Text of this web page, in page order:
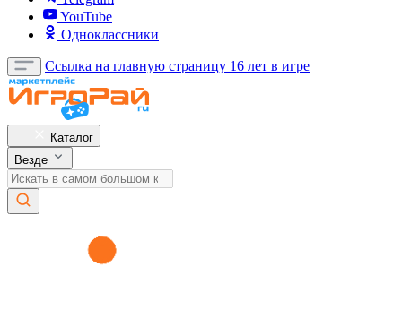
YouTube
Одноклассники
Ссылка на главную страницу 16 лет в игре
Каталог
Везде